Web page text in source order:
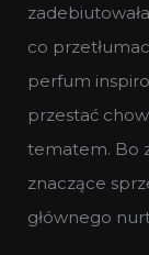
co
perfum
przestać
tematem. Bo
znaczące
głównego